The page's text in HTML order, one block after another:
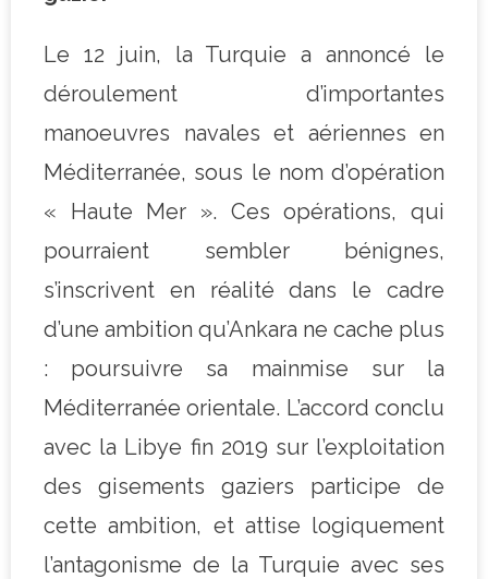
Le 12 juin, la Turquie a annoncé le
déroulement d’importantes
manoeuvres navales et aériennes en
Méditerranée, sous le nom d’opération
« Haute Mer ». Ces opérations, qui
pourraient sembler bénignes,
s’inscrivent en réalité dans le cadre
d’une ambition qu’Ankara ne cache plus
: poursuivre sa mainmise sur la
Méditerranée orientale. L’accord conclu
avec la Libye fin 2019 sur l’exploitation
des gisements gaziers participe de
cette ambition, et attise logiquement
l’antagonisme de la Turquie avec ses